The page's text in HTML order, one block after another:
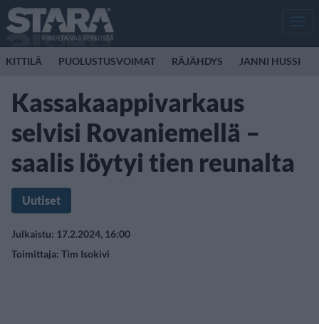
KITTILÄ PUOLUSTUSVOIMAT RÄJÄHDYS JANNI HUSSI
Kassakaappivarkaus
selvisi Rovaniemellä –
saalis löytyi tien reunalta
Uutiset
Julkaistu: 17.2.2024, 16:00
Toimittaja: Tim Isokivi